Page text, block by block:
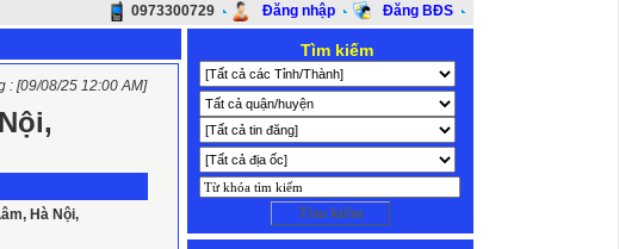
0973300729 Đăng nhập Đăng BĐS
: [09/08/25 12:00 AM]
Hà Nội,
Tìm kiếm